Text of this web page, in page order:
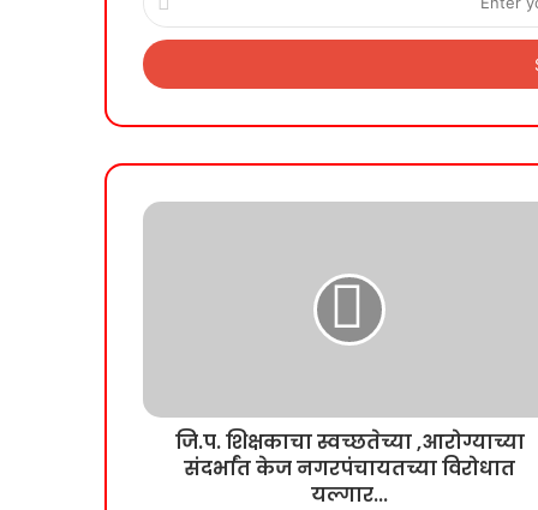
your
Email
address
जि.प. शिक्षकाचा स्वच्छतेच्या ,आरोग्याच्या
संदर्भांत केज नगरपंचायतच्या विरोधात
यल्गार...